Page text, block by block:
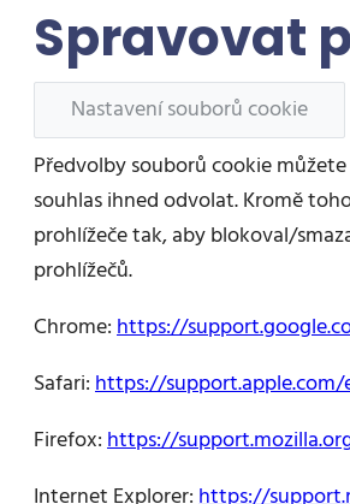
Spravovat
Nastavení souborů cookie
Předvolby souborů cookie
souhlas ihned odvolat. Kromě
prohlížeče tak, aby blokoval/
prohlížečů.
Chrome:https://
Safari:https://support.apple.com/
Firefox:https://
Internet Explorer:https://